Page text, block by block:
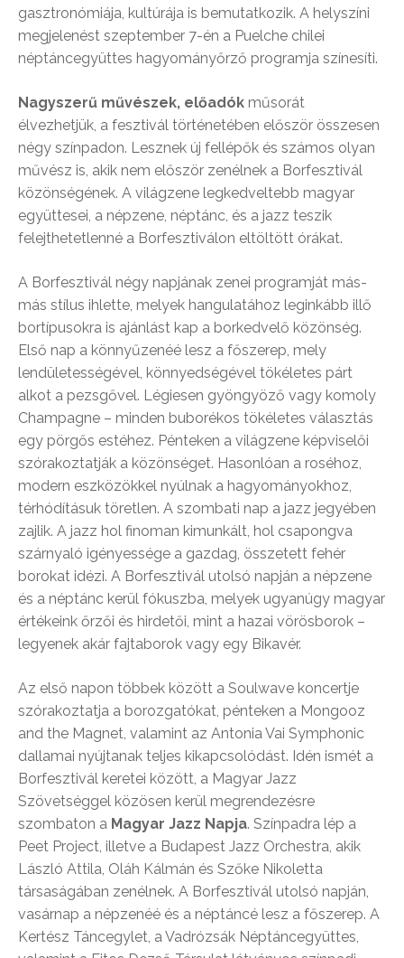
gasztronómiája, kultúrája is bemutatkozik. A helyszíni
megjelenést szeptember 7-én a Puelche chilei
néptáncegyüttes hagyományőrző programja színesíti.
Nagyszerű művészek, előadók műsorát
élvezhetjük, a fesztivál történetében először összesen
négy színpadon. Lesznek új fellépők és számos olyan
művész is, akik nem először zenélnek a Borfesztivál
közönségének. A világzene legkedveltebb magyar
együttesei, a népzene, néptánc, és a jazz teszik
felejthetetlenné a Borfesztiválon eltöltött órákat.
A Borfesztivál négy napjának zenei programját más-
más stílus ihlette, melyek hangulatához leginkább illő
bortípusokra is ajánlást kap a borkedvelő közönség.
Első nap a könnyűzenéé lesz a főszerep, mely
lendületességével, könnyedségével tökéletes párt
alkot a pezsgővel. Légiesen gyöngyöző vagy komoly
Champagne – minden buborékos tökéletes választás
egy pörgős estéhez. Pénteken a világzene képviselői
szórakoztatják a közönséget. Hasonlóan a roséhoz,
modern eszközökkel nyúlnak a hagyományokhoz,
térhódításuk töretlen. A szombati nap a jazz jegyében
zajlik. A jazz hol finoman kimunkált, hol csapongva
szárnyaló igényessége a gazdag, összetett fehér
borokat idézi. A Borfesztivál utolsó napján a népzene
és a néptánc kerül fókuszba, melyek ugyanúgy magyar
értékeink őrzői és hirdetői, mint a hazai vörösborok –
legyenek akár fajtaborok vagy egy Bikavér.
Az első napon többek között a Soulwave koncertje
szórakoztatja a borozgatókat, pénteken a Mongooz
and the Magnet, valamint az Antonia Vai Symphonic
dallamai nyújtanak teljes kikapcsolódást. Idén ismét a
Borfesztivál keretei között, a Magyar Jazz
Szövetséggel közösen kerül megrendezésre
szombaton a Magyar Jazz Napja. Színpadra lép a
Peet Project, illetve a Budapest Jazz Orchestra, akik
László Attila, Oláh Kálmán és Szőke Nikoletta
társaságában zenélnek. A Borfesztivál utolsó napján,
vasárnap a népzenéé és a néptáncé lesz a főszerep. A
Kertész Táncegylet, a Vadrózsák Néptáncegyüttes,